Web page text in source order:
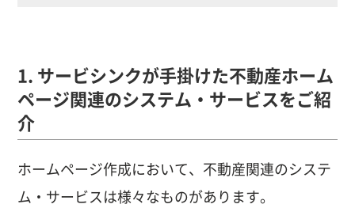
1. サービシンクが手掛けた不動産ホーム
ページ関連のシステム・サービスをご紹
介
ホームページ作成において、不動産関連のシステ
ム・サービスは様々なものがあります。